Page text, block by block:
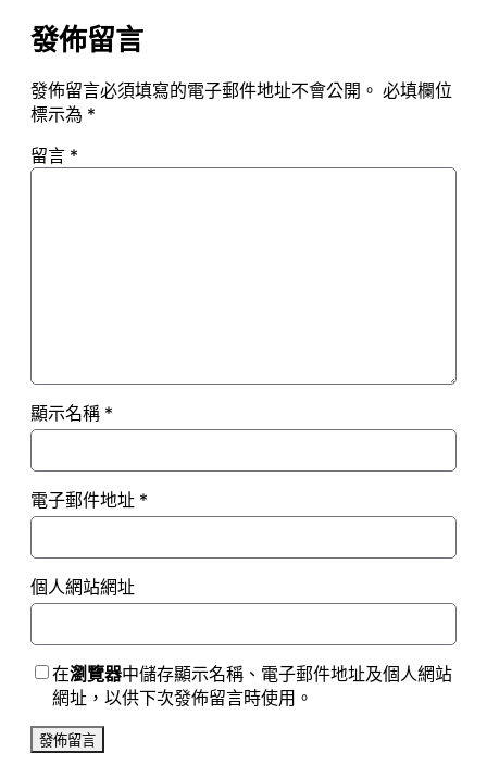
發佈留言
發佈留言必須填寫的電子郵件地址不會公開。 必填欄位
標示為 *
留言 *
顯示名稱 *
電子郵件地址 *
個人網站網址
在瀏覽器中儲存顯示名稱、電子郵件地址及個人網站
網址，以供下次發佈留言時使用。